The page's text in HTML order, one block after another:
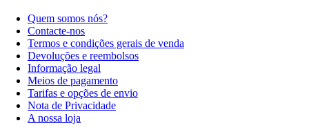
Quem somos nós?
Contacte-nos
Termos e condições gerais de venda
Devoluções e reembolsos
Informação legal
Meios de pagamento
Tarifas e opções de envio
Nota de Privacidade
A nossa loja